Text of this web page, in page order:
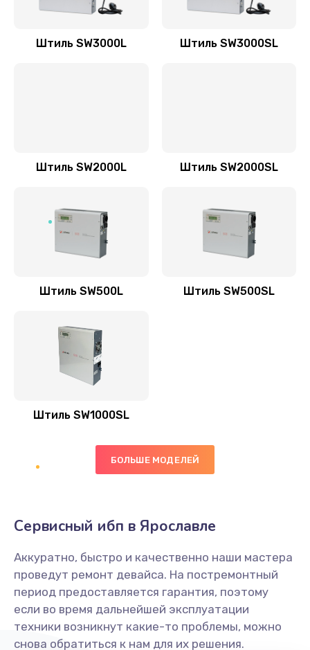
Штиль SW3000L Штиль SW3000SL
Штиль SW2000L Штиль SW2000SL
Штиль SW500L Штиль SW500SL
Штиль SW1000SL
БОЛЬШЕ МОДЕЛЕЙ
Сервисный ибп в Ярославле
Аккуратно, быстро и качественно наши мастера
проведут ремонт девайса. На постремонтный
период предоставляется гарантия, поэтому
если во время дальнейшей эксплуатации
техники возникнут какие-то проблемы, можно
снова обратиться к нам для их решения.